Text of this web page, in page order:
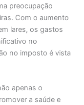
preocupação
Com o aumento
lares, os gastos
no
no imposto é vista
apenas o
a saúde e